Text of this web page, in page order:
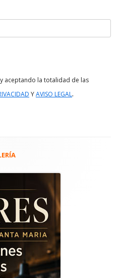
aceptando la totalidad de las
YAVISO LEGAL.